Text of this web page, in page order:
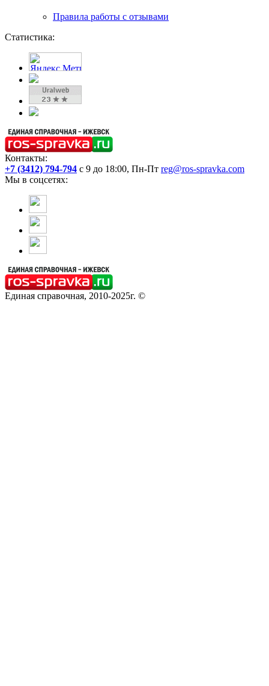
Правила работы с отзывами
Статистика:
Контакты:
+7 (3412) 794-794 с 9 до 18:00, Пн-Пт reg@ros-spravka.com
Мы в соцсетях:
Единая справочная, 2010-2025г. ©